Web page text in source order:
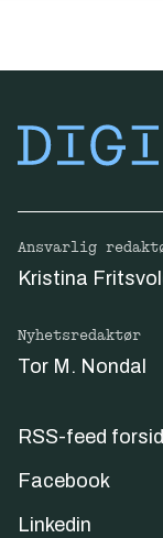
Ansvarlig
Kristina
Nyhetsredaktør
Tor M. Nondal
RSS-feed
Facebook
Linkedin